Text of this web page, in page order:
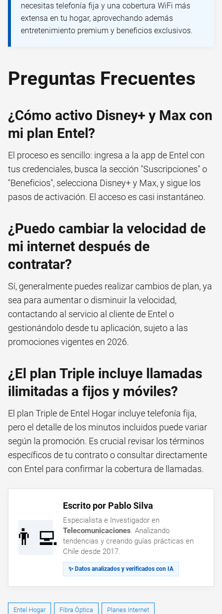
necesitas telefonía fija y una cobertura WiFi más
extensa en tu hogar, aprovechando además
entretenimiento premium y beneficios exclusivos.
Preguntas Frecuentes
¿Cómo activo Disney+ y Max con
mi plan Entel?
El proceso es sencillo: ingresa a la app de Entel con
tus credenciales, busca la sección "Suscripciones" o
"Beneficios", selecciona Disney+ y Max, y sigue los
pasos de activación. El acceso es casi instantáneo.
¿Puedo cambiar la velocidad de
mi internet después de
contratar?
Sí, generalmente puedes realizar cambios de plan, ya
sea para aumentar o disminuir la velocidad,
contactando al servicio al cliente de Entel o
gestionándolo desde tu aplicación, sujeto a las
promociones vigentes en 2026.
¿El plan Triple incluye llamadas
ilimitadas a fijos y móviles?
El plan Triple de Entel Hogar incluye telefonía fija,
pero el detalle de los minutos incluidos puede variar
según la promoción. Es crucial revisar los términos
específicos de tu contrato o consultar directamente
con Entel para confirmar la cobertura de llamadas.
👨‍💻
Escrito por Pablo Silva
Especialista e Investigador en
Telecomunicaciones. Analizando
tendencias y creando guías prácticas en
Chile desde 2017.
✨ Datos analizados y verificados con IA
Entel Hogar Fibra Óptica Planes Internet